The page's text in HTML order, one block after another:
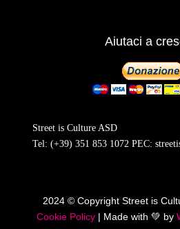
Aiutaci a
Street is Culture ASD
Tel:(+39) 351 853 1072PEC:
2024 © Copyright Street is
Cookie Policy | Made with💚 by